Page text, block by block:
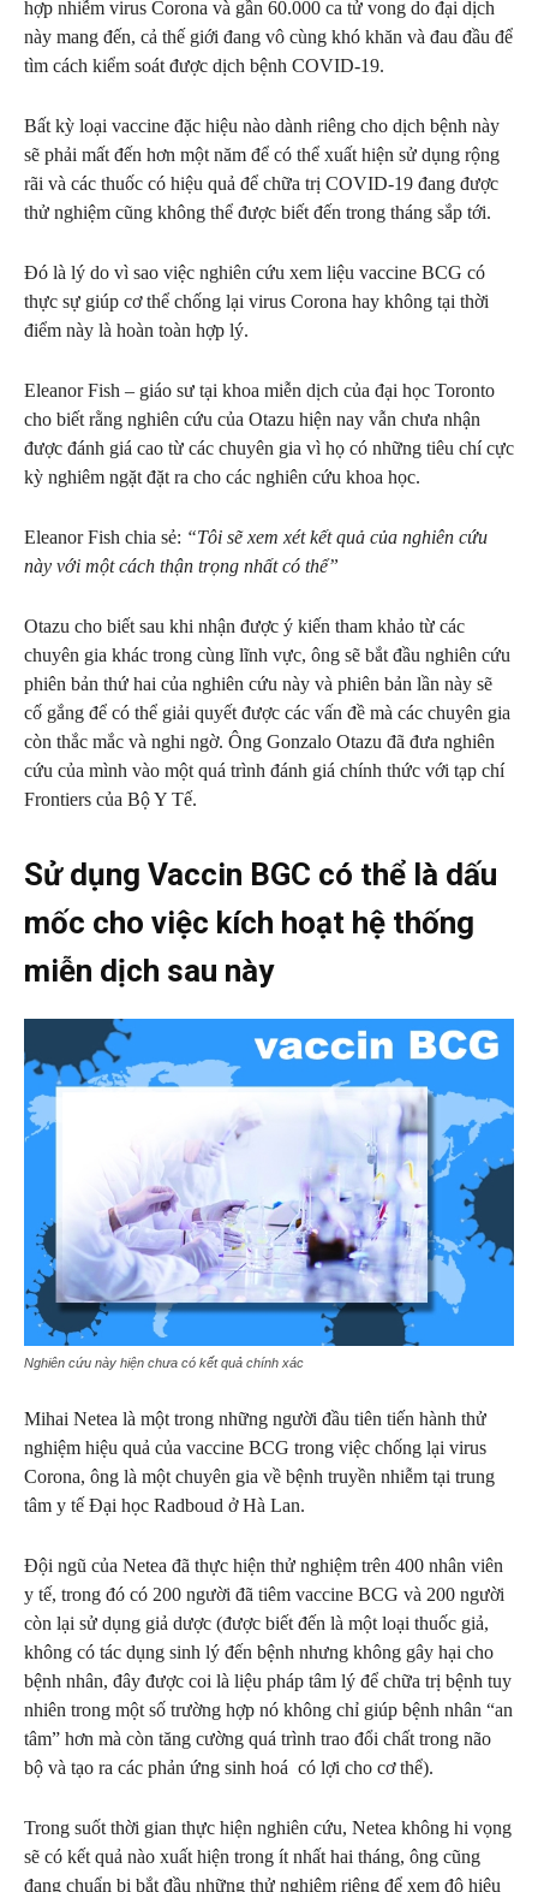
hợp nhiễm virus Corona và gần 60.000 ca tử vong do đại dịch
này mang đến, cả thế giới đang vô cùng khó khăn và đau đầu để
tìm cách kiểm soát được dịch bệnh COVID-19.
Bất kỳ loại vaccine đặc hiệu nào dành riêng cho dịch bệnh này
sẽ phải mất đến hơn một năm để có thể xuất hiện sử dụng rộng
rãi và các thuốc có hiệu quả để chữa trị COVID-19 đang được
thử nghiệm cũng không thể được biết đến trong tháng sắp tới.
Đó là lý do vì sao việc nghiên cứu xem liệu vaccine BCG có
thực sự giúp cơ thể chống lại virus Corona hay không tại thời
điểm này là hoàn toàn hợp lý.
Eleanor Fish – giáo sư tại khoa miễn dịch của đại học Toronto
cho biết rằng nghiên cứu của Otazu hiện nay vẫn chưa nhận
được đánh giá cao từ các chuyên gia vì họ có những tiêu chí cực
kỳ nghiêm ngặt đặt ra cho các nghiên cứu khoa học.
Eleanor Fish chia sẻ: “Tôi sẽ xem xét kết quả của nghiên cứu
này với một cách thận trọng nhất có thể”
Otazu cho biết sau khi nhận được ý kiến tham khảo từ các
chuyên gia khác trong cùng lĩnh vực, ông sẽ bắt đầu nghiên cứu
phiên bản thứ hai của nghiên cứu này và phiên bản lần này sẽ
cố gắng để có thể giải quyết được các vấn đề mà các chuyên gia
còn thắc mắc và nghi ngờ. Ông Gonzalo Otazu đã đưa nghiên
cứu của mình vào một quá trình đánh giá chính thức với tạp chí
Frontiers của Bộ Y Tế.
Sử dụng Vaccin BGC có thể là dấu
mốc cho việc kích hoạt hệ thống
miễn dịch sau này
Nghiên cứu này hiện chưa có kết quả chính xác
Mihai Netea là một trong những người đầu tiên tiến hành thử
nghiệm hiệu quả của vaccine BCG trong việc chống lại virus
Corona, ông là một chuyên gia về bệnh truyền nhiễm tại trung
tâm y tế Đại học Radboud ở Hà Lan.
Đội ngũ của Netea đã thực hiện thử nghiệm trên 400 nhân viên
y tế, trong đó có 200 người đã tiêm vaccine BCG và 200 người
còn lại sử dụng giả dược (được biết đến là một loại thuốc giả,
không có tác dụng sinh lý đến bệnh nhưng không gây hại cho
bệnh nhân, đây được coi là liệu pháp tâm lý để chữa trị bệnh tuy
nhiên trong một số trường hợp nó không chỉ giúp bệnh nhân “an
tâm” hơn mà còn tăng cường quá trình trao đổi chất trong não
bộ và tạo ra các phản ứng sinh hoá có lợi cho cơ thể).
Trong suốt thời gian thực hiện nghiên cứu, Netea không hi vọng
sẽ có kết quả nào xuất hiện trong ít nhất hai tháng, ông cũng
đang chuẩn bị bắt đầu những thử nghiệm riêng để xem độ hiệu